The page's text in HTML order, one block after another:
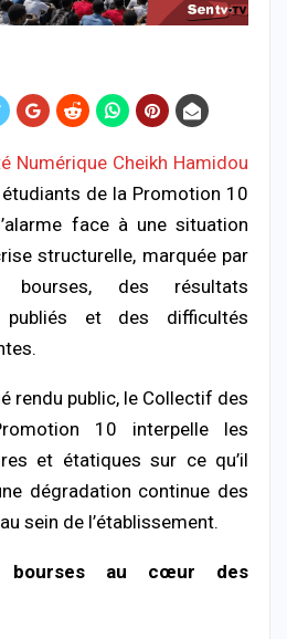
Numérique Cheikh Hamidou
de la Promotion 10
face à une situation
structurelle, marquée par
des résultats
publiés et des difficultés
rendu public, le Collectif des
10 interpelle les
et étatiques sur ce qu’il
dégradation continue des
sein de l’établissement.
bourses au cœur des